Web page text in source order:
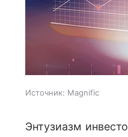
Источник: Magnific
Энтузиазм